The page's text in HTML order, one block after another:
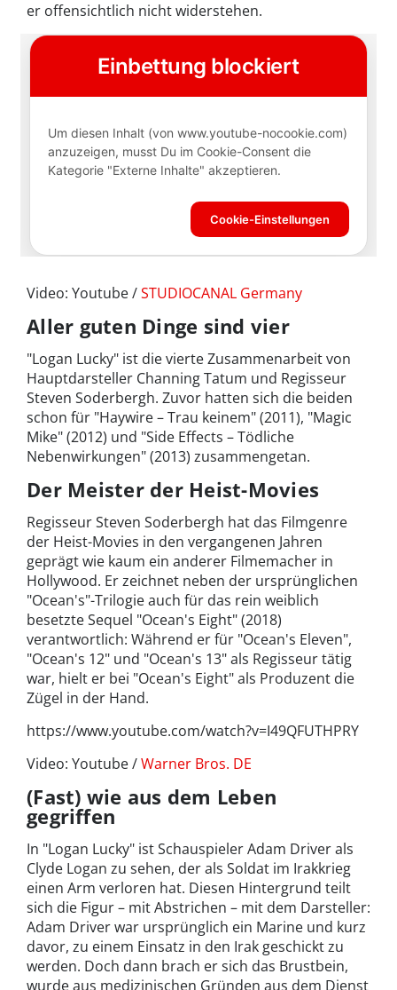
er offensichtlich nicht widerstehen.
Video: Youtube /STUDIOCANAL Germany
Aller guten Dinge sind vier
"Logan Lucky" ist die vierte Zusammenarbeit von
Hauptdarsteller Channing Tatum und Regisseur
Steven Soderbergh. Zuvor hatten sich die beiden
schon für "Haywire – Trau keinem" (2011), "Magic
Mike" (2012) und "Side Effects – Tödliche
Nebenwirkungen" (2013) zusammengetan.
Der Meister der Heist-Movies
Regisseur Steven Soderbergh hat das Filmgenre
der Heist-Movies in den vergangenen Jahren
geprägt wie kaum ein anderer Filmemacher in
Hollywood. Er zeichnet neben der ursprünglichen
"Ocean's"-Trilogie auch für das rein weiblich
besetzte Sequel "Ocean's Eight" (2018)
verantwortlich: Während er für "Ocean's Eleven",
"Ocean's 12" und "Ocean's 13" als Regisseur tätig
war, hielt er bei "Ocean's Eight" als Produzent die
Zügel in der Hand.
https://www.youtube.com/watch?v=I49QFUTHPRY
Video: Youtube /Warner Bros. DE
(Fast) wie aus dem Leben
gegriffen
In "Logan Lucky" ist Schauspieler Adam Driver als
Clyde Logan zu sehen, der als Soldat im Irakkrieg
einen Arm verloren hat. Diesen Hintergrund teilt
sich die Figur – mit Abstrichen – mit dem Darsteller:
Adam Driver war ursprünglich ein Marine und kurz
davor, zu einem Einsatz in den Irak geschickt zu
werden. Doch dann brach er sich das Brustbein,
wurde aus medizinischen Gründen aus dem Dienst